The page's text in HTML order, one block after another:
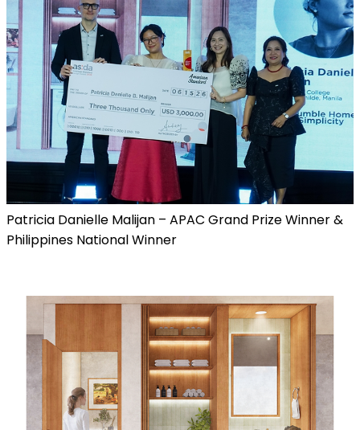
Patricia Danielle Malijan – APAC Grand Prize Winner &
Philippines National Winner